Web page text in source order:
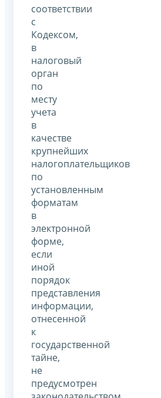
соответствии
с
Кодексом,
в
налоговый
орган
по
месту
учета
в
качестве
крупнейших
налогоплательщиков
по
установленным
форматам
в
электронной
форме,
если
иной
порядок
представления
информации,
отнесенной
к
государственной
тайне,
не
предусмотрен